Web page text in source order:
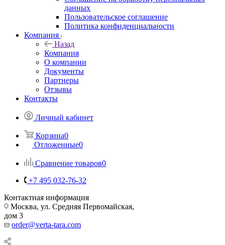
данных
Пользовательское соглашение
Политика конфиденциальности
Компания
Назад
Компания
О компании
Документы
Партнеры
Отзывы
Контакты
Личный кабинет
Корзина0
Отложенные0
Сравнение товаров0
+7 495 032-76-32
Контактная информация
Москва, ул. Средняя Первомайская,
дом 3
order@verta-tara.com